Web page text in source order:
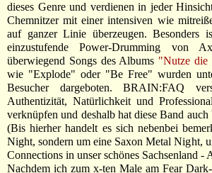
dieses Genre und verdienen in jeder
Chemnitzer mit einer intensiven wie
auf ganzer Linie überzeugen. Besonders
einzustufende Power-Drumming von
überwiegend Songs des Albums "Nutze die
wie "Explode" oder "Be Free" wurden
Besucher dargeboten. BRAIN:FAQ
Authentizität, Natürlichkeit und
verknüpfen und deshalb hat diese Band
(Bis hierher handelt es sich nebenbei
Night, sondern um eine Saxon Metal Night,
Connections in unser schönes Sachsenland -
Nachdem ich zum x-ten Male am Fear